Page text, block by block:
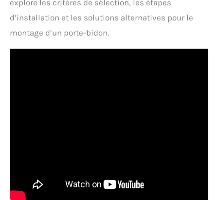
explore les critères de sélection, les étapes
d’installation et les solutions alternatives pour le
montage d’un porte-bidon.